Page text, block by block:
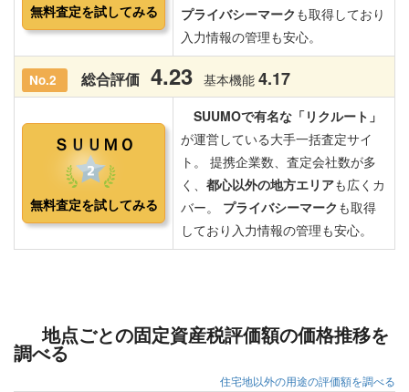
地点ごとの固定資産税評価額の価格推移を
調べる
住宅地以外の用途の評価額を調べる